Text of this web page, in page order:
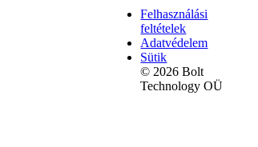
Felhasználási
feltételek
Adatvédelem
Sütik
© 2026 Bolt
Technology OÜ